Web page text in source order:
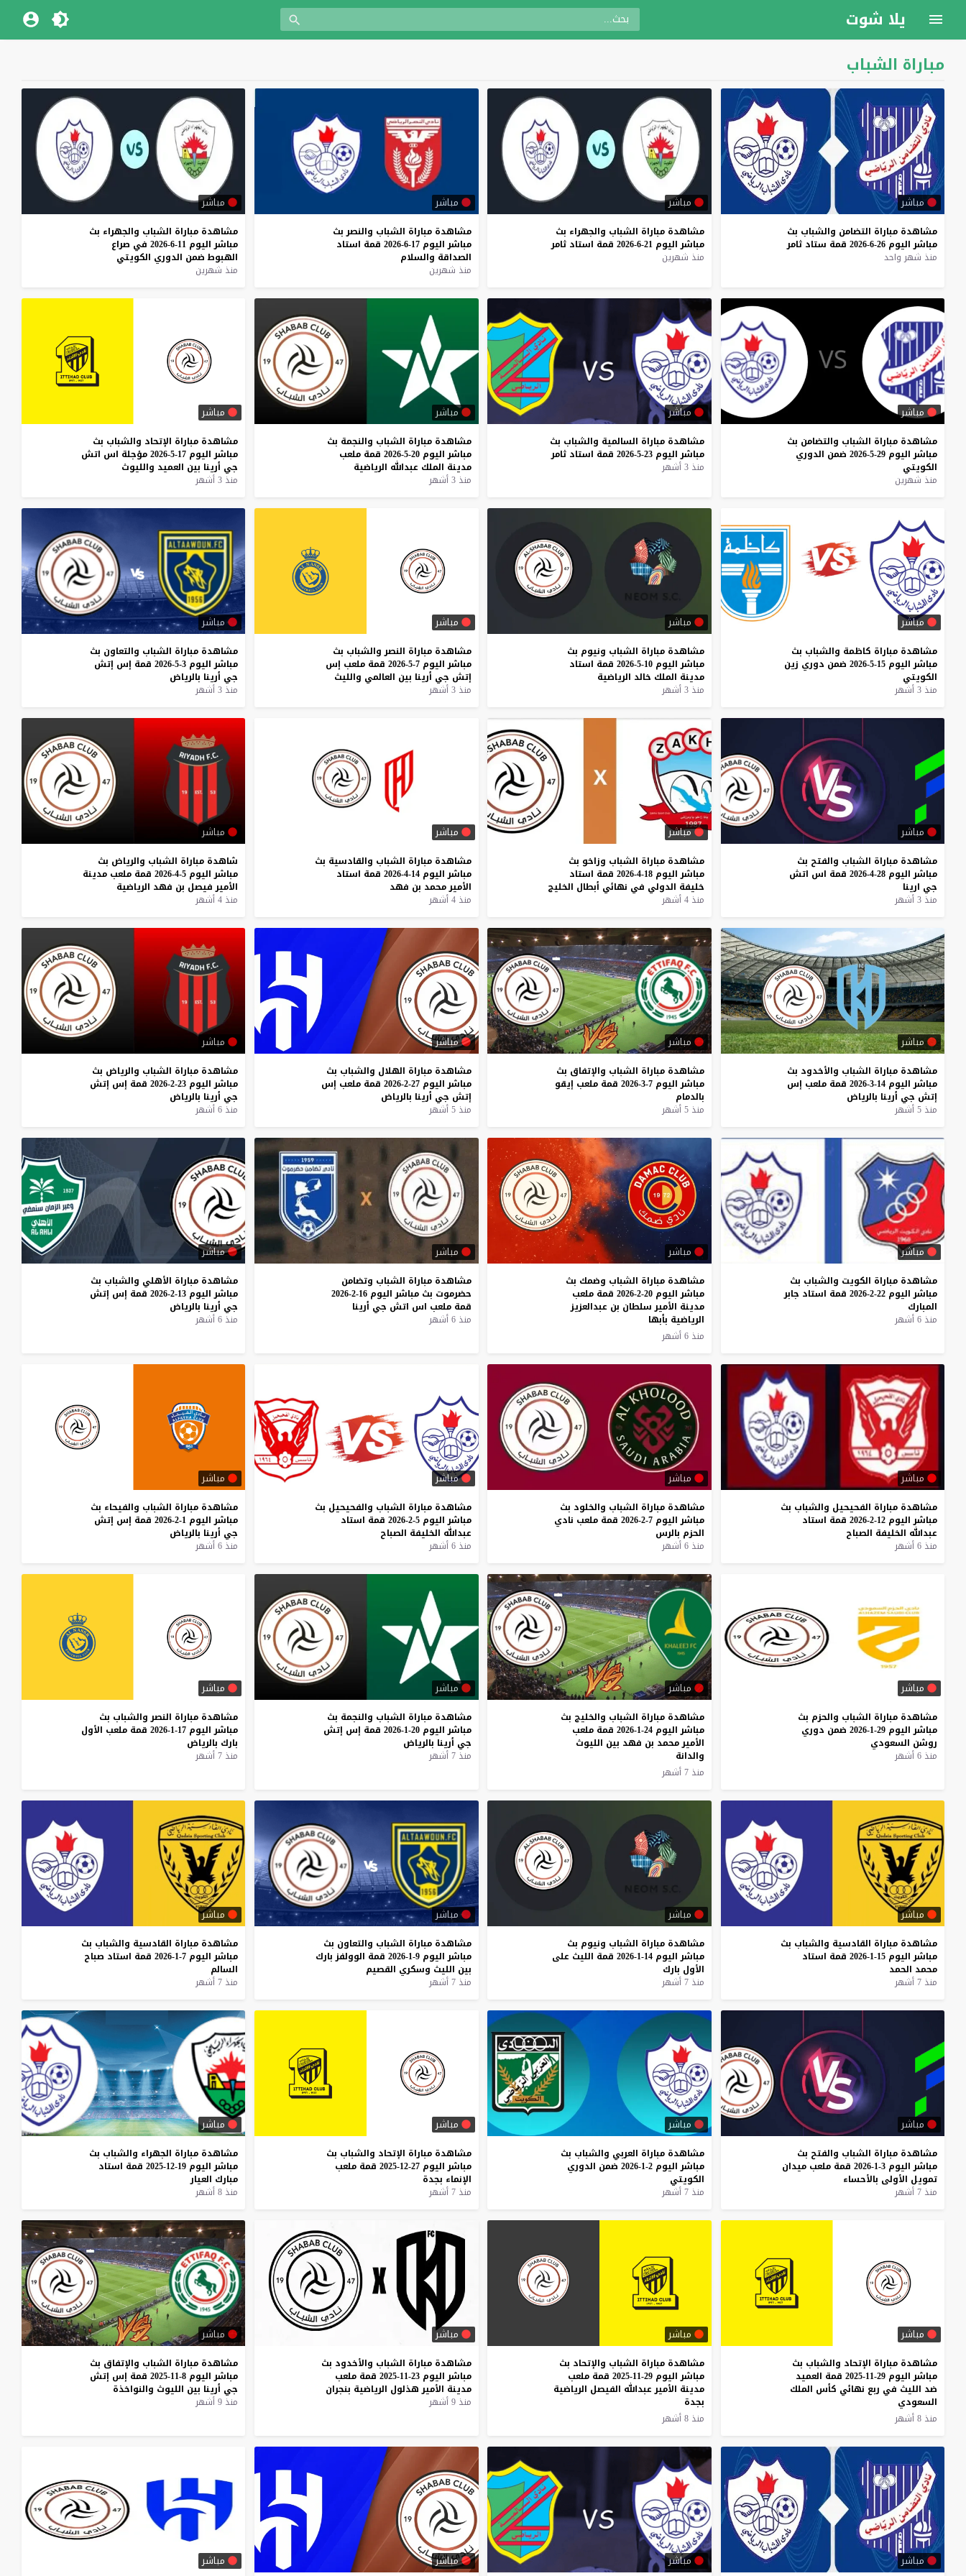
يلا شوت
مباراة الشباب
مباشر
مشاهدة مباراة التضامن والشباب بث
مباشر اليوم 26-6-2026 قمة ستاد ثامر
منذ شهر واحد
مباشر
مشاهدة مباراة الشباب والجهراء بث
مباشر اليوم 21-6-2026 قمة استاد ثامر
منذ شهرين
مباشر
مشاهدة مباراة الشباب والنصر بث
مباشر اليوم 17-6-2026 قمة استاد
الصداقة والسلام
منذ شهرين
مباشر
مشاهدة مباراة الشباب والجهراء بث
مباشر اليوم 11-6-2026 في صراع
الهبوط ضمن الدوري الكويتي
منذ شهرين
مباشر
مشاهدة مباراة الشباب والتضامن بث
مباشر اليوم 29-5-2026 ضمن الدوري
الكويتي
منذ شهرين
مباشر
مشاهدة مباراة السالمية والشباب بث
مباشر اليوم 23-5-2026 قمة استاد ثامر
منذ 3 أشهر
مباشر
مشاهدة مباراة الشباب والنجمة بث
مباشر اليوم 20-5-2026 قمة ملعب
مدينة الملك عبدالله الرياضية
منذ 3 أشهر
مباشر
مشاهدة مباراة الإتحاد والشباب بث
مباشر اليوم 17-5-2026 مؤجلة اس اتش
جي أرينا بين العميد والليوث
منذ 3 أشهر
مباشر
مشاهدة مباراة كاظمة والشباب بث
مباشر اليوم 15-5-2026 ضمن دوري زين
الكويتي
منذ 3 أشهر
مباشر
مشاهدة مباراة الشباب ونيوم بث
مباشر اليوم 10-5-2026 قمة استاد
مدينة الملك خالد الرياضية
منذ 3 أشهر
مباشر
مشاهدة مباراة النصر والشباب بث
مباشر اليوم 7-5-2026 قمة ملعب إس
إتش جي أرينا بين العالمي والليث
منذ 3 أشهر
مباشر
مشاهدة مباراة الشباب والتعاون بث
مباشر اليوم 3-5-2026 قمة إس إتش
جي أرينا بالرياض
منذ 3 أشهر
مباشر
مشاهدة مباراة الشباب والفتح بث
مباشر اليوم 28-4-2026 قمة اس اتش
جي ارينا
منذ 3 أشهر
مباشر
مشاهدة مباراة الشباب وزاخو بث
مباشر اليوم 18-4-2026 قمة استاد
خليفة الدولي في نهائي أبطال الخليج
منذ 4 أشهر
مباشر
مشاهدة مباراة الشباب والقادسية بث
مباشر اليوم 14-4-2026 قمة استاد
الأميرمحمد بن فهد
منذ 4 أشهر
مباشر
شاهدة مباراة الشباب والرياض بث
مباشر اليوم 5-4-2026 قمة ملعب مدينة
الأمير فيصل بن فهد الرياضية
منذ 4 أشهر
مباشر
مشاهدة مباراة الشباب والأخدود بث
مباشر اليوم 14-3-2026 قمة ملعب إس
إتش جي أرينا بالرياض
منذ 5 أشهر
مباشر
مشاهدة مباراة الشباب والإتفاق بث
مباشر اليوم 7-3-2026 قمة ملعب إيقو
بالدمام
منذ 5 أشهر
مباشر
مشاهدة مباراة الهلال والشباب بث
مباشر اليوم 27-2-2026 قمة ملعب إس
إتش جي أرينا بالرياض
منذ 5 أشهر
مباشر
مشاهدة مباراة الشباب والرياض بث
مباشر اليوم 23-2-2026 قمة إس إتش
جي أرينا بالرياض
منذ 6 أشهر
مباشر
مشاهدة مباراة الكويت والشباب بث
مباشر اليوم 22-2-2026 قمة استاد جابر
المبارك
منذ 6 أشهر
مباشر
مشاهدة مباراة الشباب وضمك بث
مباشر اليوم 20-2-2026 قمة ملعب
مدينة الأمير سلطان بن عبدالعزيز
الرياضية بأبها
منذ 6 أشهر
مباشر
مشاهدة مباراة الشباب وتضامن
حضرموت بث مباشر اليوم 16-2-2026
قمة ملعب اس اتش جي أرينا
منذ 6 أشهر
مباشر
مشاهدة مباراة الأهلي والشباب بث
مباشر اليوم 13-2-2026 قمة إس إتش
جي أرينا بالرياض
منذ 6 أشهر
مباشر
مشاهدة مباراة الفحيحيل والشباب بث
مباشر اليوم 12-2-2026 قمة استاد
عبدالله الخليفة الصباح
منذ 6 أشهر
مباشر
مشاهدة مباراة الشباب والخلود بث
مباشر اليوم 7-2-2026 قمة ملعب نادي
الحزم بالرس
منذ 6 أشهر
مباشر
مشاهدة مباراة الشباب والفحيحيل بث
مباشر اليوم 5-2-2026 قمة استاد
عبدالله الخليفة الصباح
منذ 6 أشهر
مباشر
مشاهدة مباراة الشباب والفيحاء بث
مباشر اليوم 1-2-2026 قمة إس إتش
جي أرينا بالرياض
منذ 6 أشهر
مباشر
مشاهدة مباراة الشباب والحزم بث
مباشر اليوم 29-1-2026 ضمن دوري
روشن السعودي
منذ 6 أشهر
مباشر
مشاهدة مباراة الشباب والخليج بث
مباشر اليوم 24-1-2026 قمة ملعب
الأمير محمد بن فهد بين الليوث
والدانة
منذ 7 أشهر
مباشر
مشاهدة مباراة الشباب والنجمة بث
مباشر اليوم 20-1-2026 قمة إس إتش
جي أرينا بالرياض
منذ 7 أشهر
مباشر
مشاهدة مباراة النصر والشباب بث
مباشر اليوم 17-1-2026 قمة ملعب الأول
بارك بالرياض
منذ 7 أشهر
مباشر
مشاهدة مباراة القادسية والشباب بث
مباشر اليوم 15-1-2026 قمة استاد
محمد الحمد
منذ 7 أشهر
مباشر
مشاهدة مباراة الشباب ونيوم بث
مباشر اليوم 14-1-2026 قمة الليث على
الأول بارك
منذ 7 أشهر
مباشر
مشاهدة مباراة الشباب والتعاون بث
مباشر اليوم 9-1-2026 قمة الوولفز بارك
بين الليث وسكري القصيم
منذ 7 أشهر
مباشر
مشاهدة مباراة القادسية والشباب بث
مباشر اليوم 7-1-2026 قمة استاد صباح
السالم
منذ 7 أشهر
مباشر
مشاهدة مباراة الشباب والفتح بث
مباشر اليوم 3-1-2026 قمة ملعب ميدان
تمويل الأولى بالأحساء
منذ 7 أشهر
مباشر
مشاهدة مباراة العربي والشباب بث
مباشر اليوم 2-1-2026 ضمن الدوري
الكويتي
منذ 7 أشهر
مباشر
مشاهدة مباراة الإتحاد والشباب بث
مباشر اليوم 27-12-2025 قمة ملعب
الإنماء بجدة
منذ 7 أشهر
مباشر
مشاهدة مباراة الجهراء والشباب بث
مباشر اليوم 19-12-2025 قمة استاد
مبارك العيار
منذ 8 أشهر
مباشر
مشاهدة مباراة الإتحاد والشباب بث
مباشر اليوم 29-11-2025 قمة العميد
ضد الليث في ربع نهائي كأس الملك
السعودي
منذ 8 أشهر
مباشر
مشاهدة مباراة الشباب والإتحاد بث
مباشر اليوم 29-11-2025 قمة ملعب
مدينة الأمير عبدالله الفيصل الرياضية
بجدة
منذ 8 أشهر
مباشر
مشاهدة مباراة الشباب والأخدود بث
مباشر اليوم 23-11-2025 قمة ملعب
مدينة الأمير هذلول الرياضية بنجران
منذ 9 أشهر
مباشر
مشاهدة مباراة الشباب والإتفاق بث
مباشر اليوم 8-11-2025 قمة إس إتش
جي أرينا بين الليوث والنواخذة
منذ 9 أشهر
مباشر مباشر مباشر مباشر